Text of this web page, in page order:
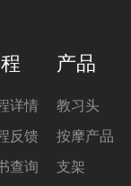
详情
反馈
查询
产品
教习头
按摩产品
支架